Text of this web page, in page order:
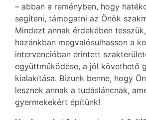
– abban a reményben, hogy
segíteni, támogatni az Önök
Mindezt annak érdekében
hazánkban megvalósulhasson a
intervencióban érintett
együttműködése, a jól követhető
kialakítása. Bízunk benne, hogy
lesznek annak a tudásláncnak,
gyermekekért építünk!